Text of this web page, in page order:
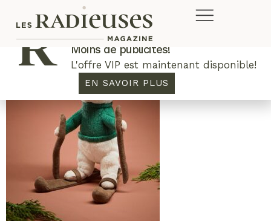
Plus de concours. Plus de rabais.
Moins de publicités!
L'offre VIP est maintenant disponible!
EN SAVOIR PLUS